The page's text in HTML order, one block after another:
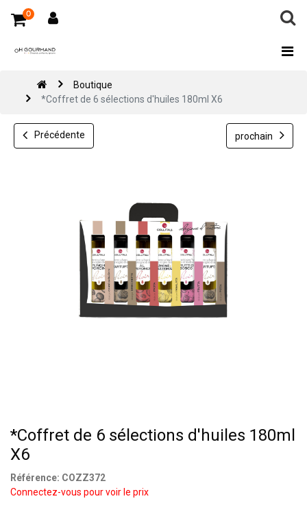
0
Boutique
*Coffret de 6 sélections d'huiles 180ml X6
Précédente prochain
*Coffret de 6 sélections d'huiles 180ml
X6
Référence: COZZ372
Connectez-vous pour voir le prix